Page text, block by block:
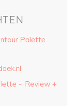
Palette
~ Review +